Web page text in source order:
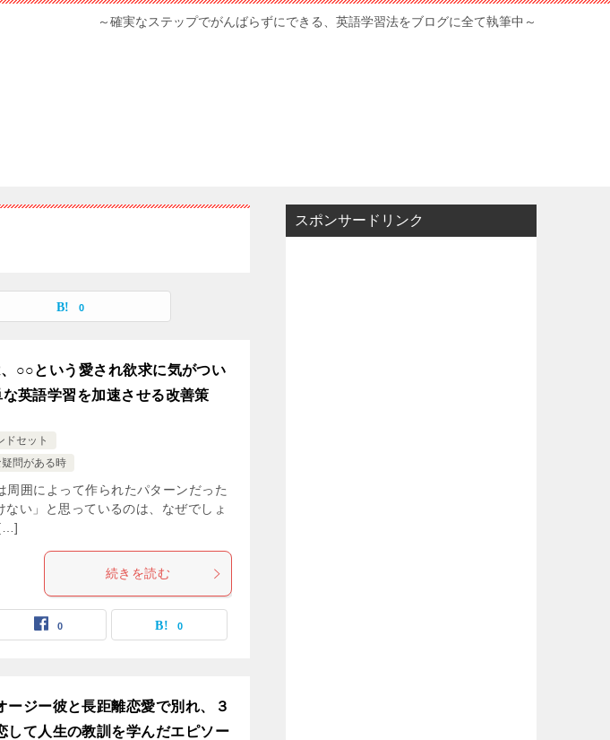
～確実なステップでがんばらずにできる、英語学習法をブログに全て執筆中～
0
○○という愛され欲求に気がつい
英語学習を加速させる改善策
ドセット
問がある時
囲によって作られたパターンだった
い」と思っているのは、なぜでしょ
続きを読む
0 0
ージー彼と長距離恋愛で別れ、３
して人生の教訓を学んだエピソー
スポンサードリンク